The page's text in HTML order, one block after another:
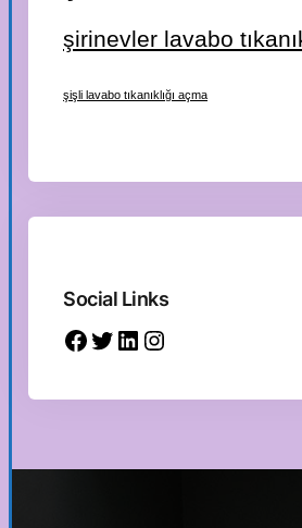
şirinevler lavabo
şişli lavabo tıkanıklığı açma
Social Links
Facebook Twitter LinkedIn Instagram